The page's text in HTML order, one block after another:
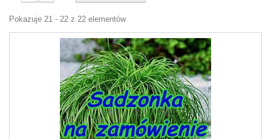
Pokazuje 21 - 22 z 22 elementów